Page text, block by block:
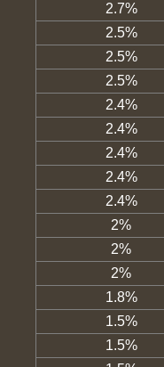
2.7%
2.5%
2.5%
2.5%
2.4%
2.4%
2.4%
2.4%
2.4%
2%
2%
2%
1.8%
1.5%
1.5%